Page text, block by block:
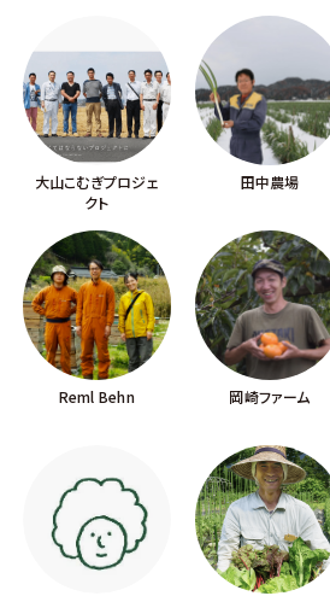
大山こむぎプロジェ
クト
田中農場
Reml Behn 岡崎ファーム